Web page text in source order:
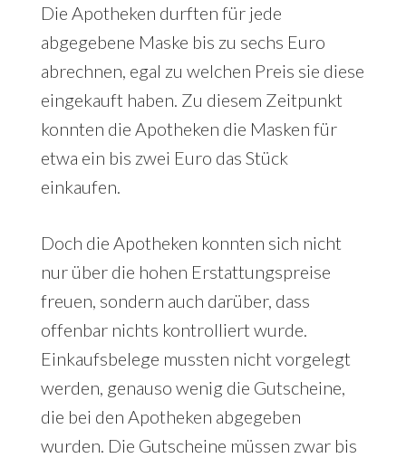
Die Apotheken durften für jede
abgegebene Maske bis zu sechs Euro
abrechnen, egal zu welchen Preis sie diese
eingekauft haben. Zu diesem Zeitpunkt
konnten die Apotheken die Masken für
etwa ein bis zwei Euro das Stück
einkaufen.
Doch die Apotheken konnten sich nicht
nur über die hohen Erstattungspreise
freuen, sondern auch darüber, dass
offenbar nichts kontrolliert wurde.
Einkaufsbelege mussten nicht vorgelegt
werden, genauso wenig die Gutscheine,
die bei den Apotheken abgegeben
wurden. Die Gutscheine müssen zwar bis